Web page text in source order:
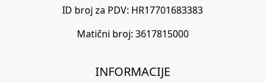
ID broj za PDV: HR17701683383
Matični broj: 3617815000
INFORMACIJE